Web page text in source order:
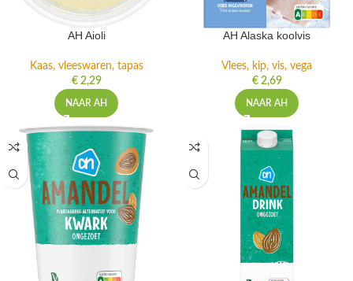
AH Aioli
Kaas, vleeswaren, tapas
€2,29
NAAR AH
AH Alaska koolvis
Vlees, kip, vis, vega
€2,69
NAAR AH